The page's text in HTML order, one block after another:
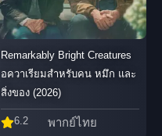
Remarkably Bright Creatures
อควาเรียมสำหรับคน หมึก และ
สิ่งของ (2026)
6.2 พากย์ไทย